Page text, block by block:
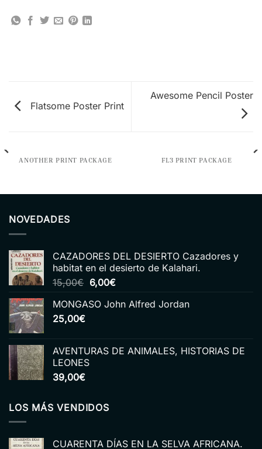
Flatsome Poster Print
Awesome Pencil Poster
ANOTHER PRINT PACKAGE FL3 PRINT PACKAGE
NOVEDADES
CAZADORES DEL DESIERTO Cazadores y
habitat en el desierto de Kalahari.
15,00€ El
original
6,00€El
actual
MONGASO John Alfred Jordan
25,00€
AVENTURAS DE ANIMALES, HISTORIAS DE
LEONES
39,00€
LOS MÁS VENDIDOS
CUARENTA DÍAS EN LA SELVA AFRICANA.